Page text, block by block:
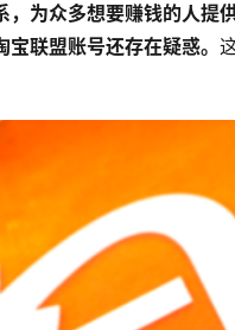
，为众多想要赚钱的人提
宝联盟账号还存在疑惑。